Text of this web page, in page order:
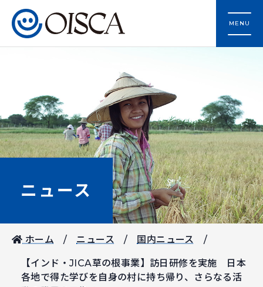
MENU
ニュース
ホーム ニュース 国内ニュース
【インド・JICA草の根事業】訪日研修を実施 日本
各地で得た学びを自身の村に持ち帰り、さらなる活